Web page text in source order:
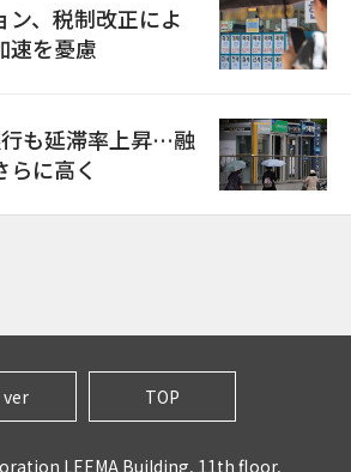
ン、税制改正によ
速を憂慮
も延滞率上昇…融
らに高く
ver TOP
LEEMA Building, 11th floor,